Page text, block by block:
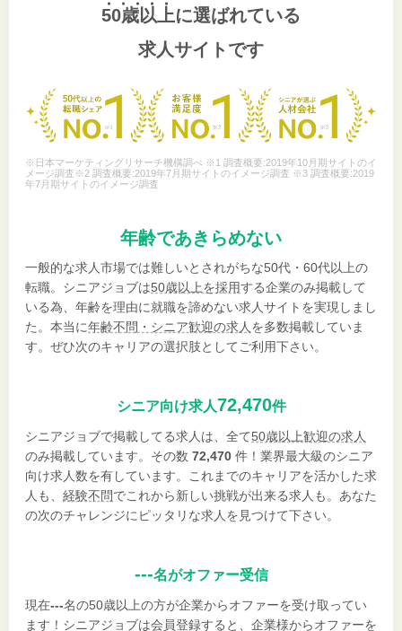
50歳以上に選ばれている
求人サイトです
※日本マーケティングリサーチ機構調べ ※1 調査概要:2019年10月期サイトのイ
メージ調査※2 調査概要:2019年7月期サイトのイメージ調査 ※3 調査概要:2019
年7月期サイトのイメージ調査
年齢であきらめない
一般的な求人市場では難しいとされがちな50代・60代以上の
転職。シニアジョブは50歳以上を採用する企業のみ掲載して
いる為、年齢を理由に就職を諦めない求人サイトを実現しまし
た。本当に年齢不問・シニア歓迎の求人 を多数掲載していま
す。ぜひ次のキャリアの選択肢としてご利用下さい。
シニア向け求人72,470件
シニアジョブで掲載してる求人は、全て50歳以上歓迎の求人
のみ掲載しています。その数 72,470 件！業界最大級のシニア
向け求人数を有しています。これまでのキャリアを活かした求
人も、 経験不問でこれから新しい挑戦が出来る求人も。あなた
の次のチャレンジにピッタリな求人を見つけて下さい。
---名がオファー受信
現在---名の50歳以上の方が企業からオファーを受け取ってい
ます！シニアジョブは会員登録すると、企業様からオファーを